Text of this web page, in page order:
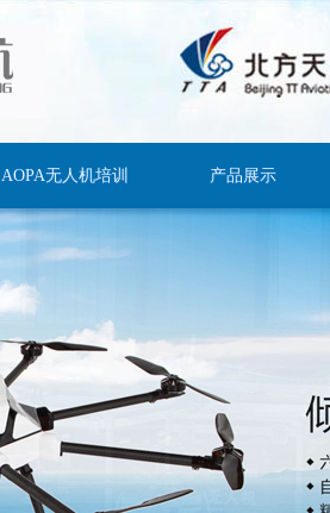
AOPA无人机培训
培训介绍
2016培训计划
教员介绍
产品展示
倾斜摄影系统
固定翼无人机